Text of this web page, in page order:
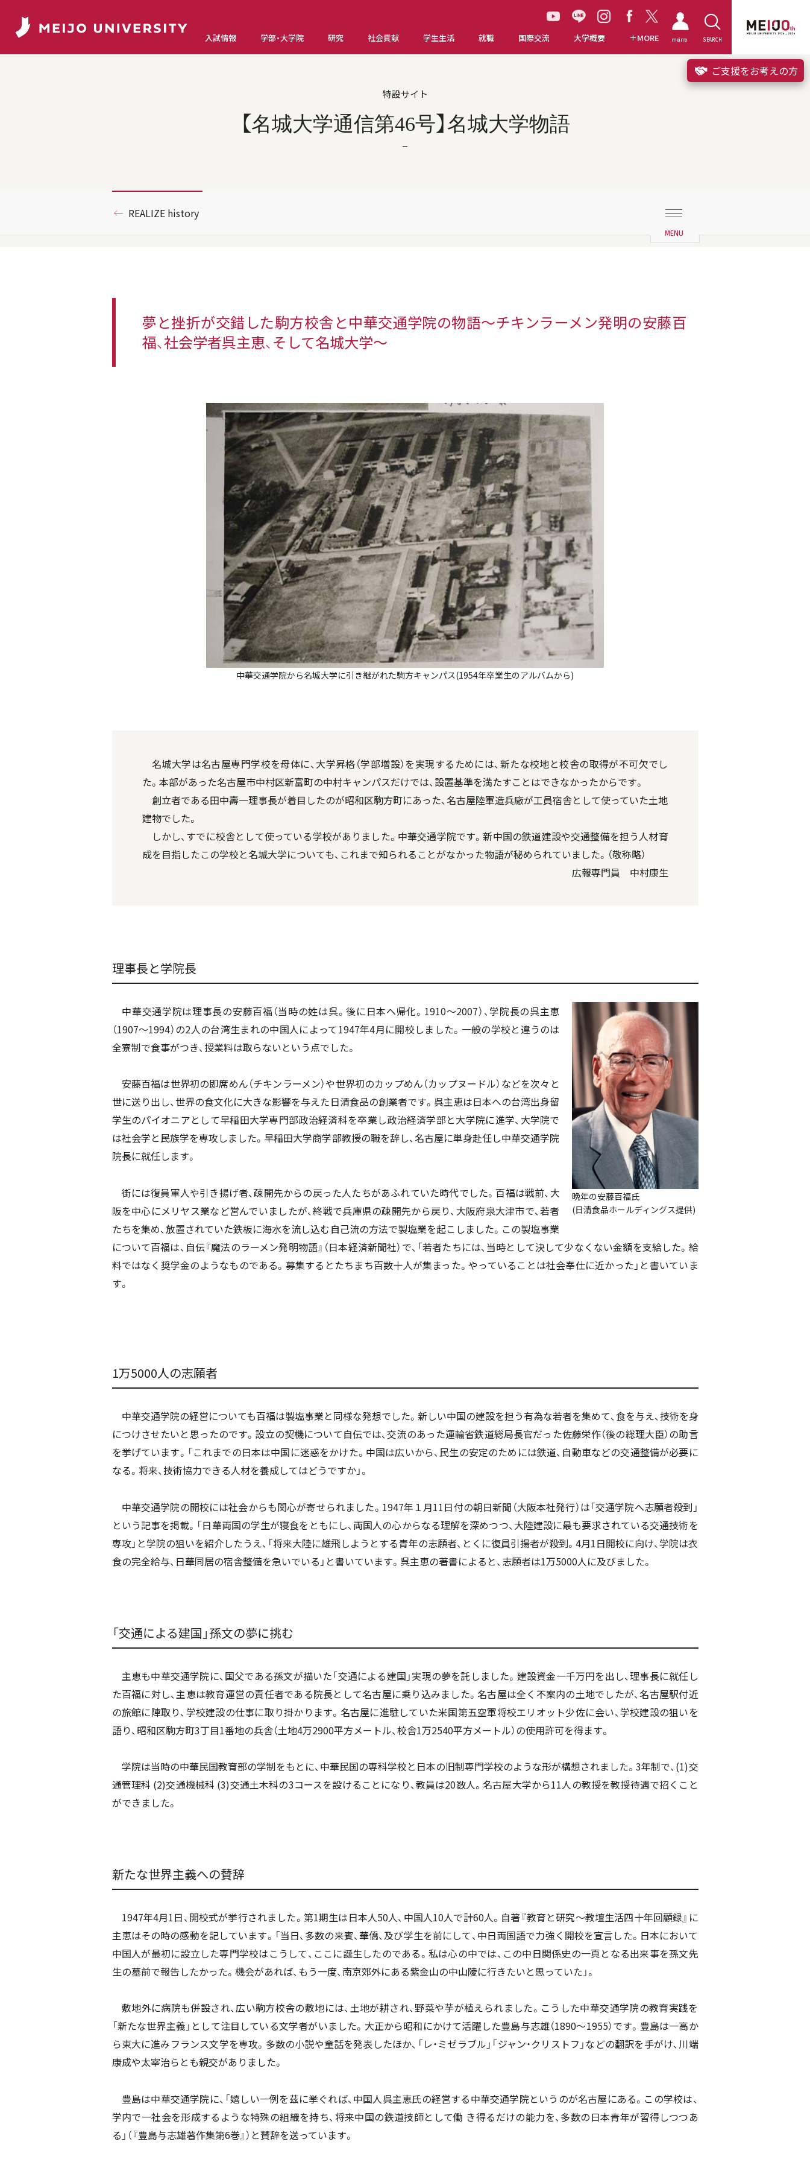
入試情報 学部・大学院 研究 社会貢献 学生生活 就職 国際交流 大学概要 MORE meimo SEARCH
ご支援をお考えの方
特設サイト
【名城大学通信第46号】名城大学物語
REALIZE history
夢と挫折が交錯した駒方校舎と中華交通学院の物語～チキンラーメン発明の安藤百
福、社会学者呉主恵、そして名城大学～
中華交通学院から名城大学に引き継がれた駒方キャンパス(1954年卒業生のアルバムから)
名城大学は名古屋専門学校を母体に、大学昇格（学部増設）を実現するためには、新たな校地と校舎の取得が不可欠でし
た。本部があった名古屋市中村区新富町の中村キャンパスだけでは、設置基準を満たすことはできなかったからです。
創立者である田中壽一理事長が着目したのが昭和区駒方町にあった、名古屋陸軍造兵廠が工員宿舎として使っていた土地
建物でした。
しかし、すでに校舎として使っている学校がありました。中華交通学院です。新中国の鉄道建設や交通整備を担う人材育
成を目指したこの学校と名城大学についても、これまで知られることがなかった物語が秘められていました。（敬称略）
広報専門員 中村康生
理事長と学院長
晩年の安藤百福氏
(日清食品ホールディングス提供)
中華交通学院は理事長の安藤百福（当時の姓は呉。後に日本へ帰化。1910〜2007）、学院長の呉主恵
（1907〜1994）の2人の台湾生まれの中国人によって1947年4月に開校しました。一般の学校と違うのは
全寮制で食事がつき、授業料は取らないという点でした。
安藤百福は世界初の即席めん（チキンラーメン）や世界初のカップめん（カップヌードル）などを次々と
世に送り出し、世界の食文化に大きな影響を与えた日清食品の創業者です。呉主恵は日本への台湾出身留
学生のパイオニアとして早稲田大学専門部政治経済科を卒業し政治経済学部と大学院に進学、大学院で
は社会学と民族学を専攻しました。早稲田大学商学部教授の職を辞し、名古屋に単身赴任し中華交通学院
院長に就任します。
街には復員軍人や引き揚げ者、疎開先からの戻った人たちがあふれていた時代でした。百福は戦前、大
阪を中心にメリヤス業など営んでいましたが、終戦で兵庫県の疎開先から戻り、大阪府泉大津市で、若者
たちを集め、放置されていた鉄板に海水を流し込む自己流の方法で製塩業を起こしました。この製塩事業
について百福は、自伝『魔法のラーメン発明物語』（日本経済新聞社）で、「若者たちには、当時として決して少なくない金額を支給した。給
料ではなく奨学金のようなものである。募集するとたちまち百数十人が集まった。やっていることは社会奉仕に近かった」と書いていま
す。
1万5000人の志願者
中華交通学院の経営についても百福は製塩事業と同様な発想でした。新しい中国の建設を担う有為な若者を集めて、食を与え、技術を身
につけさせたいと思ったのです。設立の契機について自伝では、交流のあった運輸省鉄道総局長官だった佐藤栄作（後の総理大臣）の助言
を挙げています。「これまでの日本は中国に迷惑をかけた。中国は広いから、民生の安定のためには鉄道、自動車などの交通整備が必要に
なる。将来、技術協力できる人材を養成してはどうですか」。
中華交通学院の開校には社会からも関心が寄せられました。1947年１月11日付の朝日新聞（大阪本社発行）は「交通学院へ志願者殺到」
という記事を掲載。「日華両国の学生が寝食をともにし、両国人の心からなる理解を深めつつ、大陸建設に最も要求されている交通技術を
専攻」と学院の狙いを紹介したうえ、「将来大陸に雄飛しようとする青年の志願者、とくに復員引揚者が殺到。4月1日開校に向け、学院は衣
食の完全給与、日華同居の宿舎整備を急いでいる」と書いています。呉主恵の著書によると、志願者は1万5000人に及びました。
「交通による建国」孫文の夢に挑む
主恵も中華交通学院に、国父である孫文が描いた「交通による建国」実現の夢を託しました。建設資金一千万円を出し、理事長に就任し
た百福に対し、主恵は教育運営の責任者である院長として名古屋に乗り込みました。名古屋は全く不案内の土地でしたが、名古屋駅付近
の旅館に陣取り、学校建設の仕事に取り掛かります。名古屋に進駐していた米国第五空軍将校エリオット少佐に会い、学校建設の狙いを
語り、昭和区駒方町3丁目1番地の兵舎（土地4万2900平方メートル、校舎1万2540平方メートル）の使用許可を得ます。
学院は当時の中華民国教育部の学制をもとに、中華民国の専科学校と日本の旧制専門学校のような形が構想されました。3年制で、(1)交
通管理科 (2)交通機械科 (3)交通土木科の3コースを設けることになり、教員は20数人。名古屋大学から11人の教授を教授待遇で招くこと
ができました。
新たな世界主義への賛辞
1947年4月1日、開校式が挙行されました。第1期生は日本人50人、中国人10人で計60人。自著『教育と研究〜教壇生活四十年回顧録』に
主恵はその時の感動を記しています。「当日、多数の来賓、華僑、及び学生を前にして、中日両国語で力強く開校を宣言した。日本において
中国人が最初に設立した専門学校はこうして、ここに誕生したのである。私は心の中では、この中日関係史の一頁となる出来事を孫文先
生の墓前で報告したかった。機会があれば、もう一度、南京郊外にある紫金山の中山陵に行きたいと思っていた」。
敷地外に病院も併設され、広い駒方校舎の敷地には、土地が耕され、野菜や芋が植えられました。こうした中華交通学院の教育実践を
「新たな世界主義」として注目している文学者がいました。大正から昭和にかけて活躍した豊島与志雄（1890〜1955）です。豊島は一高か
ら東大に進みフランス文学を専攻。多数の小説や童話を発表したほか、「レ・ミゼラブル」「ジャン・クリストフ」などの翻訳を手がけ、川端
康成や太宰治らとも親交がありました。
豊島は中華交通学院に、「嬉しい一例を茲に挙ぐれば、中国人呉主恵氏の経営する中華交通学院というのが名古屋にある。この学校は、
学内で一社会を形成するような特殊の組織を持ち、将来中国の鉄道技師として働 き得るだけの能力を、多数の日本青年が習得しつつあ
る」（『豊島与志雄著作集第6巻』）と賛辞を送っています。